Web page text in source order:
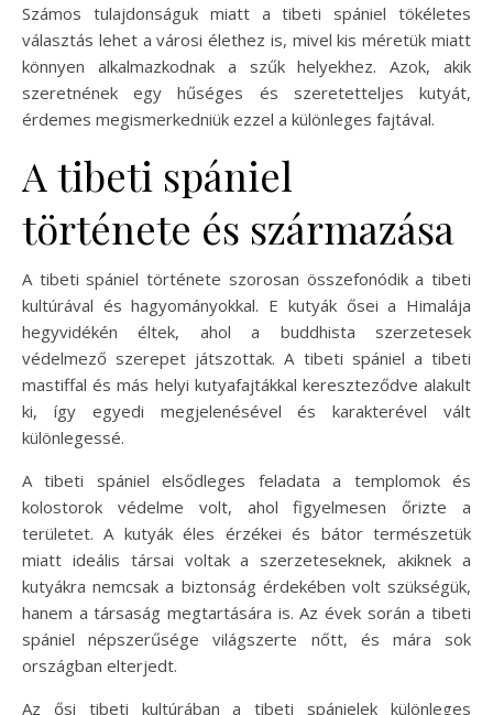
Számos tulajdonságuk miatt a tibeti spániel tökéletes
választás lehet a városi élethez is, mivel kis méretük miatt
könnyen alkalmazkodnak a szűk helyekhez. Azok, akik
szeretnének egy hűséges és szeretetteljes kutyát,
érdemes megismerkedniük ezzel a különleges fajtával.
A tibeti spániel
története és származása
A tibeti spániel története szorosan összefonódik a tibeti
kultúrával és hagyományokkal. E kutyák ősei a Himalája
hegyvidékén éltek, ahol a buddhista szerzetesek
védelmező szerepet játszottak. A tibeti spániel a tibeti
mastiffal és más helyi kutyafajtákkal kereszteződve alakult
ki, így egyedi megjelenésével és karakterével vált
különlegessé.
A tibeti spániel elsődleges feladata a templomok és
kolostorok védelme volt, ahol figyelmesen őrizte a
területet. A kutyák éles érzékei és bátor természetük
miatt ideális társai voltak a szerzeteseknek, akiknek a
kutyákra nemcsak a biztonság érdekében volt szükségük,
hanem a társaság megtartására is. Az évek során a tibeti
spániel népszerűsége világszerte nőtt, és mára sok
országban elterjedt.
Az ősi tibeti kultúrában a tibeti spánielek különleges